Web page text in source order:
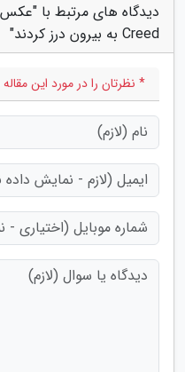
Creed به بیرون درز کردند"
* نظرتان را در مورد این مقاله